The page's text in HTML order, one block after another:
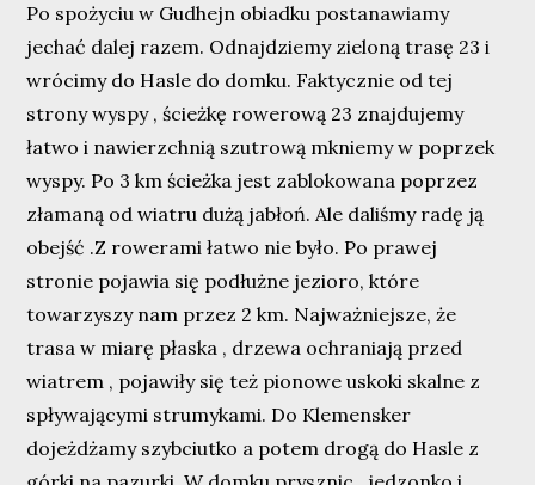
Po spożyciu w Gudhejn obiadku postanawiamy
jechać dalej razem. Odnajdziemy zieloną trasę 23 i
wrócimy do Hasle do domku. Faktycznie od tej
strony wyspy , ścieżkę rowerową 23 znajdujemy
łatwo i nawierzchnią szutrową mkniemy w poprzek
wyspy. Po 3 km ścieżka jest zablokowana poprzez
złamaną od wiatru dużą jabłoń. Ale daliśmy radę ją
obejść .Z rowerami łatwo nie było. Po prawej
stronie pojawia się podłużne jezioro, które
towarzyszy nam przez 2 km. Najważniejsze, że
trasa w miarę płaska , drzewa ochraniają przed
wiatrem , pojawiły się też pionowe uskoki skalne z
spływającymi strumykami. Do Klemensker
dojeżdżamy szybciutko a potem drogą do Hasle z